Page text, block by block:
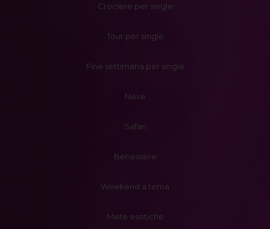
Crociere per single
Tour per single
Fine settimana per single
Neve
Safari
Benessere
Weekend a tema
Mete esotiche